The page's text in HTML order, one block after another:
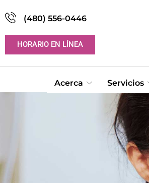
(480) 556-0446
HORARIO EN LÍNEA
Acerca Servicios